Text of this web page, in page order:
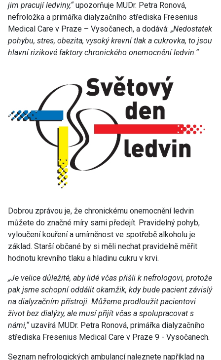
jim pracují ledviny,“ upozorňuje MUDr. Petra Ronová,
nefroložka a primářka dialyzačního střediska Fresenius
Medical Care v Praze – Vysočanech, a dodává: „Nedostatek
pohybu, stres, obezita, vysoký krevní tlak a cukrovka, to jsou
hlavní rizikové faktory chronického onemocnění ledvin.“
Dobrou zprávou je, že chronickému onemocnění ledvin
můžete do značné míry sami předejít. Pravidelný pohyb,
vyloučení kouření a umírněnost ve spotřebě alkoholu je
základ. Starší občané by si měli nechat pravidelně měřit
hodnotu krevního tlaku a hladinu cukru v krvi.
„Je velice důležité, aby lidé včas přišli k nefrologovi, protože
pak jsme schopní oddálit okamžik, kdy bude pacient závislý
na dialyzačním přístroji. Můžeme prodloužit pacientovi
život bez dialýzy, ale musí přijít včas a spolupracovat s
námi,“uzavírá MUDr. Petra Ronová, primářka dialyzačního
střediska Fresenius Medical Care v Praze 9 - Vysočanech.
Seznam nefrologických ambulancí naleznete například na